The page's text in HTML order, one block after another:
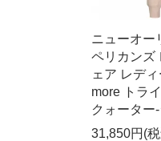
ニューオー
ペリカンズ
ェア レデ
more トラ
クォーター
31,850円(